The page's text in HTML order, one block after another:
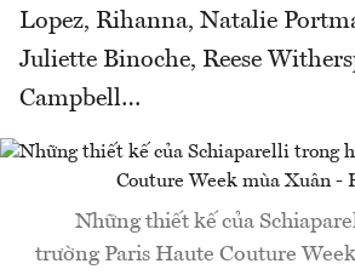
Lopez, Rihanna, Natalie
Juliette Binoche, Reese
Campbell…
Những thiết kế của
trường Paris Haute Couture